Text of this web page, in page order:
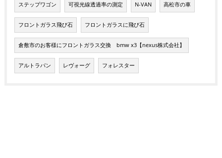
ステップワゴン 可視光線透過率の測定 N-VAN 高松市の車
フロントガラス飛び石 フロントガラスに飛び石
倉敷市のお客様にフロントガラス交換 bmw x3【nexus株式会社】
アルトラパン レヴォーグ フォレスター